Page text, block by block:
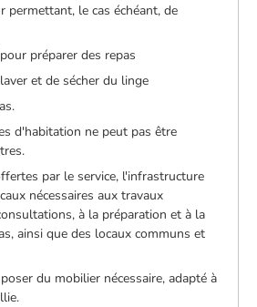
permettant, le cas échéant, de
préparer des repas
et de sécher du linge
d'habitation ne peut pas être
par le service, l'infrastructure
nécessaires aux travaux
à la préparation et à la
ainsi que des locaux communs et
du mobilier nécessaire, adapté à